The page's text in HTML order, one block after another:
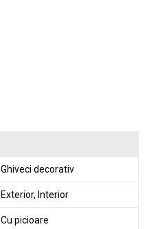
Ghiveci decorativ
Exterior, Interior
Cu picioare